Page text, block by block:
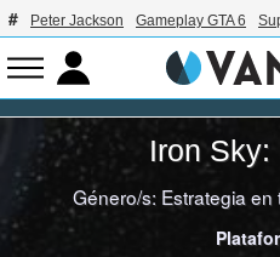
Peter Jackson Gameplay GTA 6
Iron Sky:
Género/s: Estrategia en